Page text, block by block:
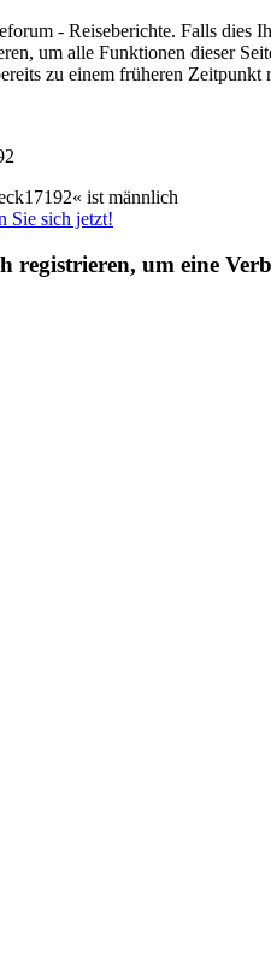
- Reiseberichte. Falls dies
um alle Funktionen dieser
zu einem früheren Zeitpunkt
ist männlich
Sie sich jetzt!
registrieren, um eine